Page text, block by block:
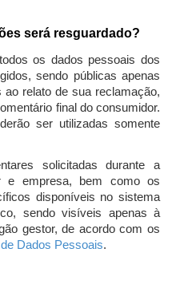
será resguardado?
os dados pessoais dos
sendo públicas apenas
relato de sua reclamação,
final do consumidor.
ser utilizadas somente
solicitadas durante a
e empresa, bem como os
disponíveis no sistema
sendo visíveis apenas à
gestor, de acordo com os
Dados Pessoais.